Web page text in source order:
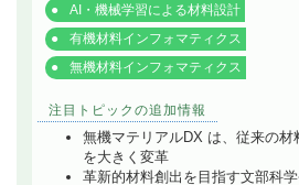
AI・機械学習による材料設計
有機材料インフォマティクス
無機材料インフォマティクス
注目トピックの追加情報
無機マテリアルDX は、従来の材
を大きく変革
革新的材料創出を目指す文部科